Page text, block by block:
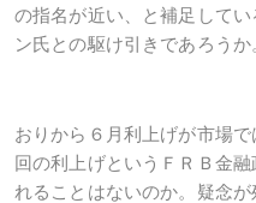
の指名が近い、と補足して
ン氏との駆け引きであろうか
おりから６月利上げが市場
回の利上げというＦＲＢ金
れることはないのか。疑念が